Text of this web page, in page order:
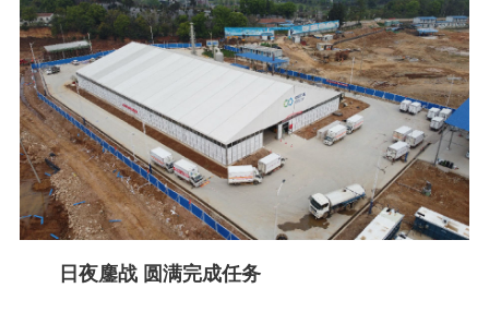
日夜鏖战 圆满完成任务